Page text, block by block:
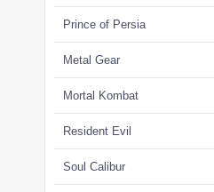
Prince of Persia
Metal Gear
Mortal Kombat
Resident Evil
Soul Calibur